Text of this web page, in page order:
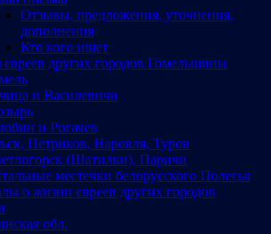
Отзывы, предложения, уточнения,
дополнения
Кто кого ищет
евреев других городов Гомельщины
и Василевичи
и Рогачев
Петриков, Наровля, Туров
(Шатилки), Паричи
местечки белорусского Полесья
о жизни евреев других городов
обл.